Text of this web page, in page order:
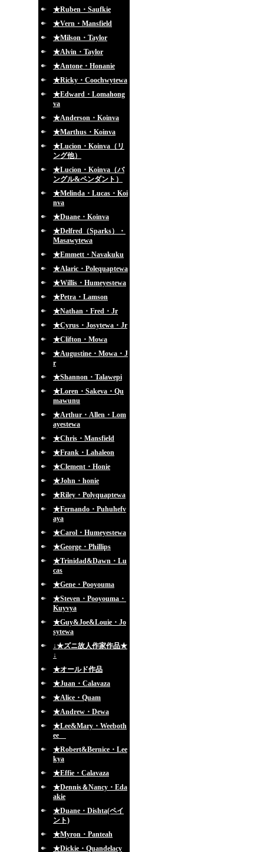
★Ruben・Saufkie
★Vern・Mansfield
★Milson・Taylor
★Alvin・Taylor
★Antone・Honanie
★Ricky・Coochwytewa
★Edward・Lomahong
va
★Anderson・Koinva
★Marthus・Koinva
★Lucion・Koinva（リ
ング他）
★Lucion・Koinva（バ
ングル&ペンダント）
★Melinda・Lucas・Koi
nva
★Duane・Koinva
★Delfred（Sparks）・
Masawytewa
★Emmett・Navakuku
★Alaric・Polequaptewa
★Willis・Humeyestewa
★Petra・Lamson
★Nathan・Fred・Jr
★Cyrus・Josytewa・Jr
★Clifton・Mowa
★Augustine・Mowa・J
r
★Shannon・Talawepi
★Loren・Sakeva・Qu
mawunu
★Arthur・Allen・Lom
ayestewa
★Chris・Mansfield
★Frank・Lahaleon
★Clement・Honie
★John・honie
★Riley・Polyquaptewa
★Fernando・Puhuhefv
aya
★Carol・Humeyestewa
★George・Phillips
★Trinidad&Dawn・Lu
cas
★Gene・Pooyouma
★Steven・Pooyouma・
Kuyvya
★Guy&Joe&Louie・Jo
sytewa
↓★ズニ故人作家作品★
↓
★オールド作品
★Juan・Calavaza
★Alice・Quam
★Andrew・Dewa
★Lee&Mary・Weeboth
ee
★Robert&Bernice・Lee
kya
★Effie・Calavaza
★Dennis＆Nancy・Eda
akie
★Duane・Dishta(ペイ
ント)
★Myron・Panteah
★Dickie・Quandelacy